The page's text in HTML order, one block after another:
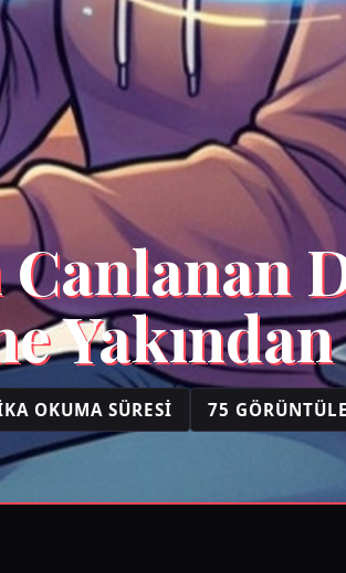
Canlanan
Yakından
OKUMA SÜRESI 75